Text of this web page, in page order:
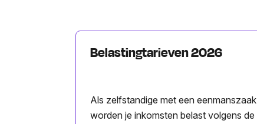
Belastingtarieven 2026
Als zelfstandige met een eenmanszaak
worden je inkomsten belast volgens de